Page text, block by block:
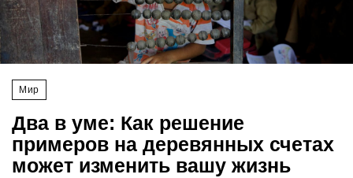
Мир
Два в уме: Как решение
примеров на деревянных счетах
может изменить вашу жизнь